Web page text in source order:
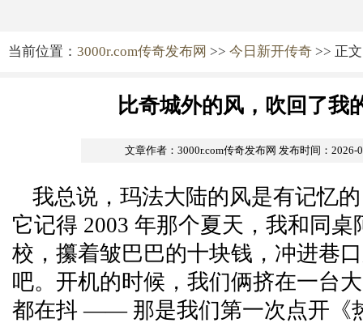
当前位置： 3000r.com传奇发布网 >> 今日新开传奇 >> 正文
比奇城外的风，吹回了我
文章作者：3000r.com传奇发布网 发布时间：2026-
我总说，玛法大陆的风是有记忆
它记得 2003 年那个夏天，我和同桌
校，攥着皱巴巴的十块钱，冲进巷
吧。开机的时候，我们俩挤在一台
都在抖 —— 那是我们第一次点开《